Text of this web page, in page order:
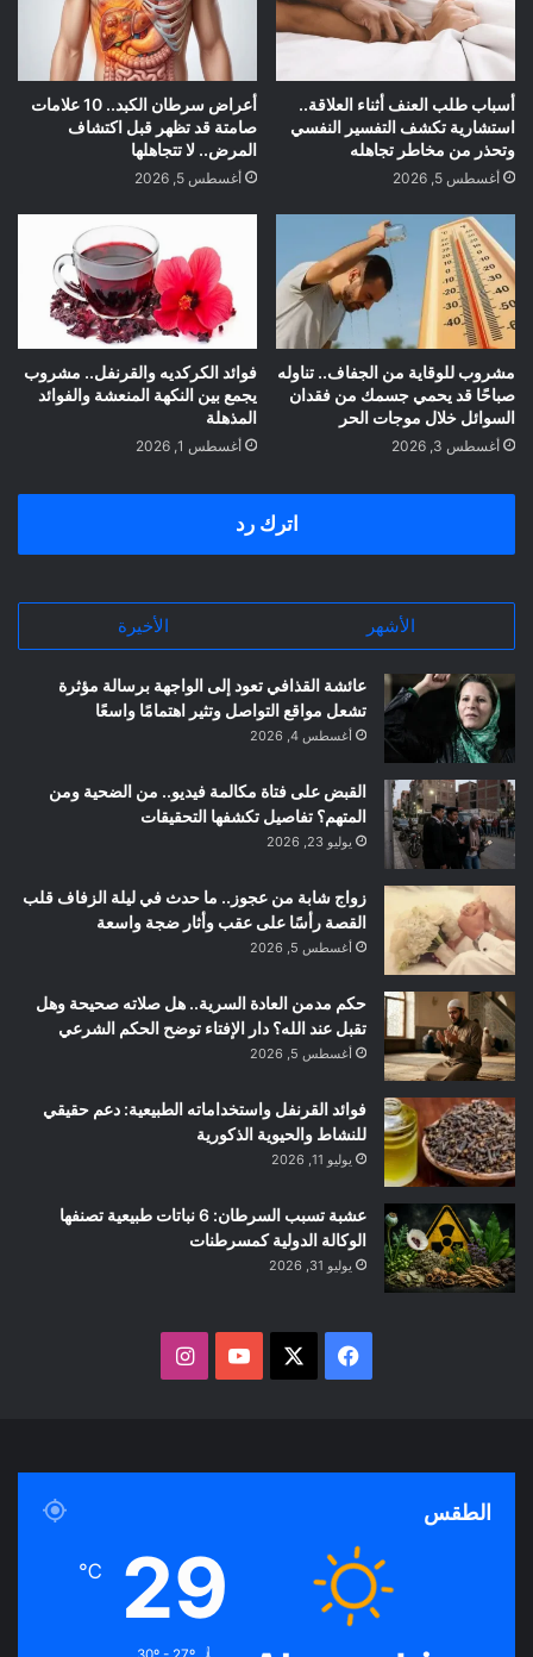
أسباب طلب العنف أثناء العلاقة..
استشارية تكشف التفسير النفسي
وتحذر من مخاطر تجاهله
أغسطس 5, 2026
أعراض سرطان الكبد.. 10 علامات
صامتة قد تظهر قبل اكتشاف
المرض.. لا تتجاهلها
أغسطس 5, 2026
مشروب للوقاية من الجفاف.. تناوله
صباحًا قد يحمي جسمك من فقدان
السوائل خلال موجات الحر
أغسطس 3, 2026
فوائد الكركديه والقرنفل.. مشروب
يجمع بين النكهة المنعشة والفوائد
المذهلة
أغسطس 1, 2026
اترك رد
الأشهر الأخيرة
عائشة القذافي تعود إلى الواجهة برسالة مؤثرة
تشعل مواقع التواصل وتثير اهتمامًا واسعًا
أغسطس 4, 2026
القبض على فتاة مكالمة فيديو.. من الضحية ومن
المتهم؟ تفاصيل تكشفها التحقيقات
يوليو 23, 2026
زواج شابة من عجوز.. ما حدث في ليلة الزفاف قلب
القصة رأسًا على عقب وأثار ضجة واسعة
أغسطس 5, 2026
حكم مدمن العادة السرية.. هل صلاته صحيحة وهل
تقبل عند الله؟ دار الإفتاء توضح الحكم الشرعي
أغسطس 5, 2026
فوائد القرنفل واستخداماته الطبيعية: دعم حقيقي
للنشاط والحيوية الذكورية
يوليو 11, 2026
عشبة تسبب السرطان: 6 نباتات طبيعية تصنفها
الوكالة الدولية كمسرطنات
يوليو 31, 2026
ك
u
ر
الطقس
29
℃